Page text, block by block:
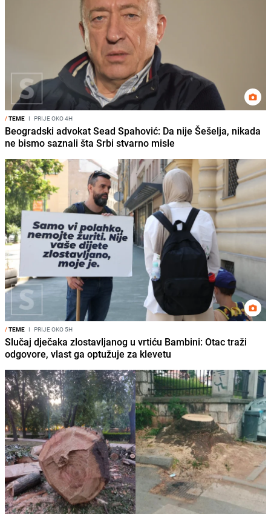
/TEME I PRIJE OKO 4H
Beogradski advokat Sead Spahović: Da nije Šešelja, nikada
ne bismo saznali šta Srbi stvarno misle
/TEME I PRIJE OKO 5H
Slučaj dječaka zlostavljanog u vrtiću Bambini: Otac traži
odgovore, vlast ga optužuje za klevetu